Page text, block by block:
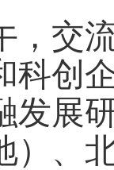
，交
科创
发展
）、